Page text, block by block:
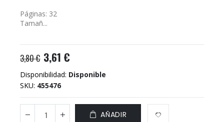
Páginas: 32
Tamañ...
3,80 € 3,61 €
Disponibilidad: Disponible
SKU 455476
AÑADIR